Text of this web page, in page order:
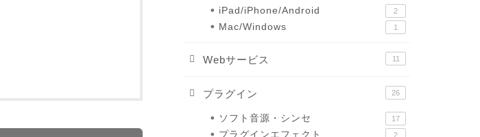
iPad/iPhone/Android 2
Mac/Windows 1
Webサービス 11
プラグイン 26
ソフト音源・シンセ 17
プラグインエフェクト 2